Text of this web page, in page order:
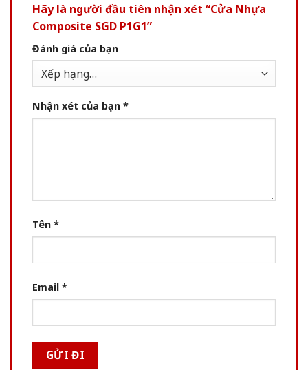
Hãy là người đầu tiên nhận xét “Cửa Nhựa
Composite SGD P1G1”
Đánh giá của bạn
Nhận xét của bạn *
Tên *
Email *